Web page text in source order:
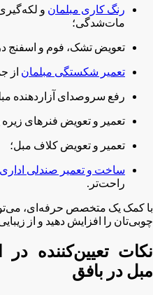
رنگ کاری مبلمان و
مات‌شدگی؛
تعویض تشک، فوم و اسفنج
تعمیر شکستگی مبلمان از
رفع سروصدای آزاردهنده
تعمیر و تعویض فنرهای زیره
تعمیر و تعویض کلاف مبل؛
ساخت و تعمیر صندلی اداری
راحت‌تر.
با کمک یک متخصص حرفه‌ای،
چوبی‌تان را افزایش دهید و از
نکات تعیین‌کننده
مبل در بافق